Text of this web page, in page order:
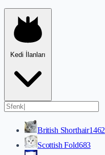
Kedi İlanları
British Shorthair1462
Scottish Fold683